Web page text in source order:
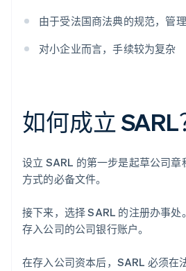
由于受法国商法典的规范，管
对小企业而言，手续较为复杂
如何成立 SARL
设立 SARL 的第一步是起草公司
方式的必备文件。
接下来，选择 SARL 的注册办事
存入公司的公司银行账户。
在存入公司资本后，SARL 必须在